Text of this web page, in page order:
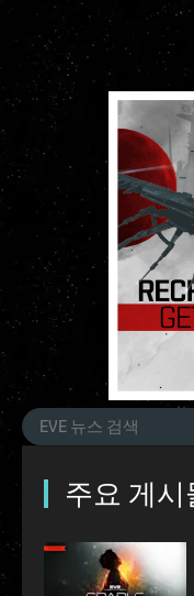
주요 게시